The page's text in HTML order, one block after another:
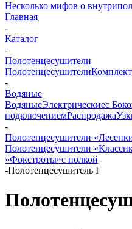
Несколько мифов о
Главная
-
Каталог
-
Полотенцесушители
Полотенцесушители
-
Водяные
ВодяныеЭлектрическиес
подключениемРаспродажа
-
Полотенцесушители
Полотенцесушители
«Фокстроты»с полкой
-Полотенцесушитель I